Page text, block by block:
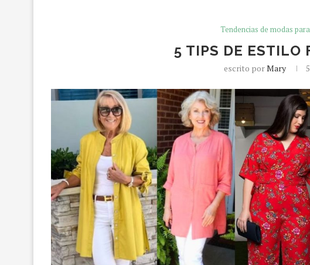
Tendencias de modas
5 TIPS DE ESTILO
escrito porMary